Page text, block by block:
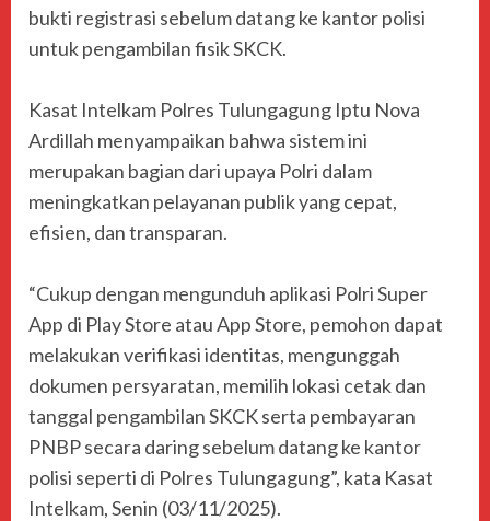
bukti registrasi sebelum datang ke kantor polisi
untuk pengambilan fisik SKCK.
‎Kasat Intelkam Polres Tulungagung Iptu Nova
Ardillah menyampaikan bahwa sistem ini
merupakan bagian dari upaya Polri dalam
meningkatkan pelayanan publik yang cepat,
efisien, dan transparan.
“Cukup dengan mengunduh aplikasi Polri Super
App di Play Store atau App Store, pemohon dapat
melakukan verifikasi identitas, mengunggah
dokumen persyaratan, memilih lokasi cetak dan
tanggal pengambilan SKCK serta pembayaran
PNBP secara daring sebelum datang ke kantor
polisi seperti di Polres Tulungagung”, kata Kasat
Intelkam, Senin (03/11/2025).